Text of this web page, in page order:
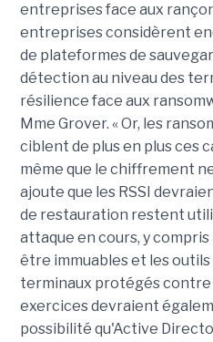
entreprises face aux
entreprises considèrent
de plateformes de
détection au niveau des
résilience face aux
Mme Grover. « Or, les
ciblent de plus en plus ces
même que le chiffrement
ajoute que les RSSI
de restauration restent
attaque en cours, y
être immuables et les
terminaux protégés
exercices devraient
possibilité qu'Active